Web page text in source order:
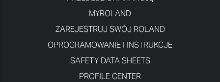
MYROLAND
ZAREJESTRUJ SWÓJ ROLAND
OPROGRAMOWANIE I INSTRUKCJE
SAFETY DATA SHEETS
PROFILE CENTER